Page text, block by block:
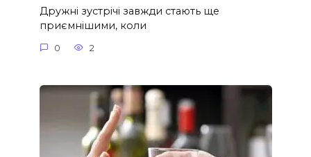
Дружні зустрічі завжди стають ще
приємнішими, коли
0 2